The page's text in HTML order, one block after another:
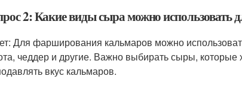
2: Какие виды сыра можно
Для фарширования кальмаров можно
чеддер и другие. Важно выбирать сыры,
вкус кальмаров.